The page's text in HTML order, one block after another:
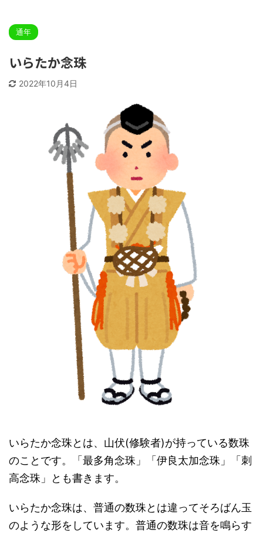
通年
いらたか念珠
2022年10月4日
いらたか念珠とは、山伏(修験者)が持っている数珠
のことです。「最多角念珠」「伊良太加念珠」「刺
高念珠」とも書きます。
いらたか念珠は、普通の数珠とは違ってそろばん玉
のような形をしています。普通の数珠は音を鳴らす